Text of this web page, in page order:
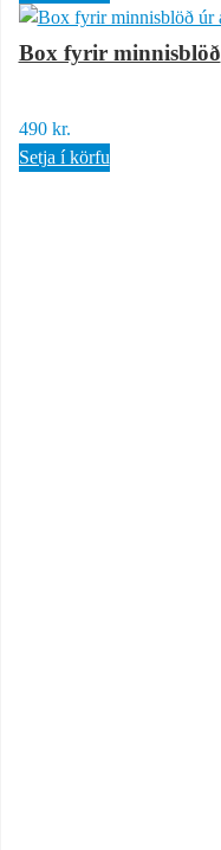
Box fyrir minnisblöð
490 kr.
Setja í körfu